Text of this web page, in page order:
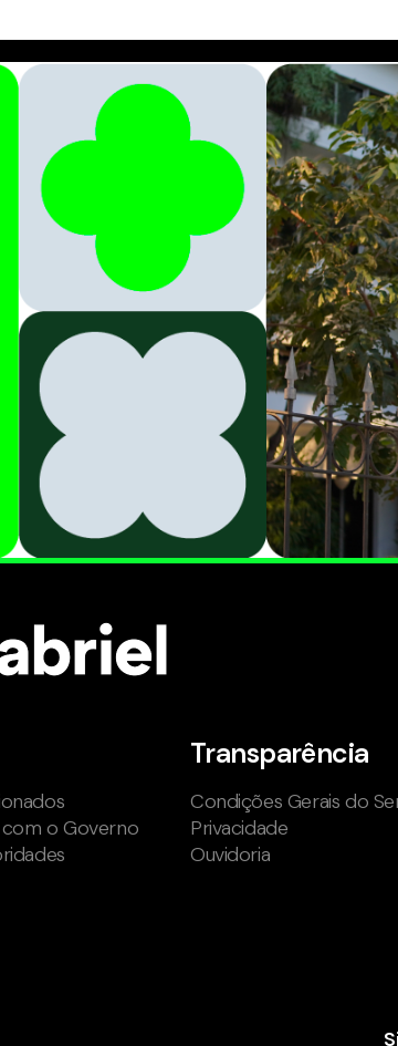
o Governo
Transparência
Condições Gerais do
Privacidade
Ouvidoria